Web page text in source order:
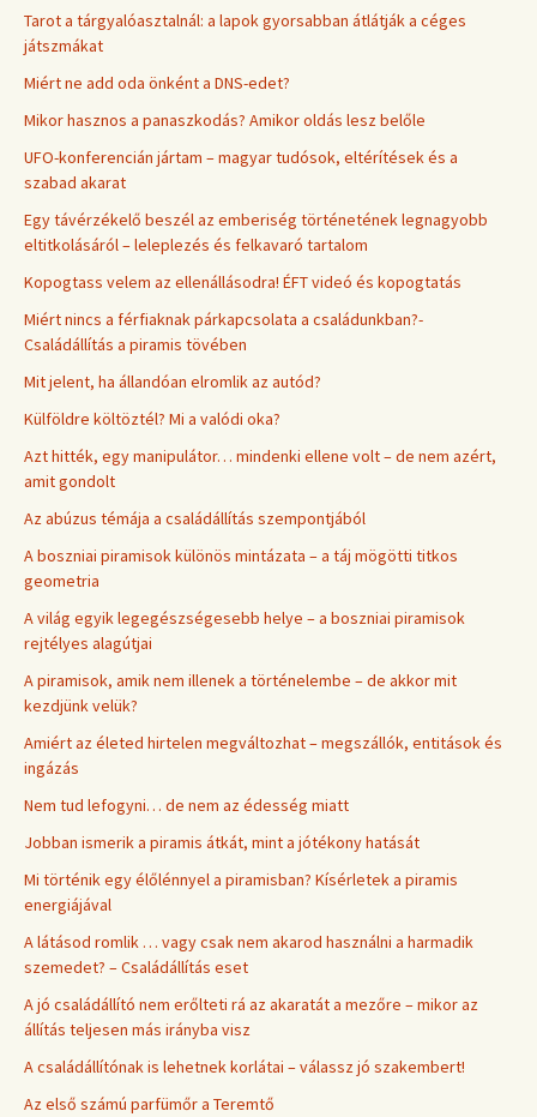
Tarot a tárgyalóasztalnál: a lapok gyorsabban átlátják a céges
játszmákat
Miért ne add oda önként a DNS-edet?
Mikor hasznos a panaszkodás? Amikor oldás lesz belőle
UFO-konferencián jártam – magyar tudósok, eltérítések és a
szabad akarat
Egy távérzékelő beszél az emberiség történetének legnagyobb
eltitkolásáról – leleplezés és felkavaró tartalom
Kopogtass velem az ellenállásodra! ÉFT videó és kopogtatás
Miért nincs a férfiaknak párkapcsolata a családunkban?-
Családállítás a piramis tövében
Mit jelent, ha állandóan elromlik az autód?
Külföldre költöztél? Mi a valódi oka?
Azt hitték, egy manipulátor… mindenki ellene volt – de nem azért,
amit gondolt
Az abúzus témája a családállítás szempontjából
A boszniai piramisok különös mintázata – a táj mögötti titkos
geometria
A világ egyik legegészségesebb helye – a boszniai piramisok
rejtélyes alagútjai
A piramisok, amik nem illenek a történelembe – de akkor mit
kezdjünk velük?
Amiért az életed hirtelen megváltozhat – megszállók, entitások és
ingázás
Nem tud lefogyni… de nem az édesség miatt
Jobban ismerik a piramis átkát, mint a jótékony hatását
Mi történik egy élőlénnyel a piramisban? Kísérletek a piramis
energiájával
A látásod romlik … vagy csak nem akarod használni a harmadik
szemedet? – Családállítás eset
A jó családállító nem erőlteti rá az akaratát a mezőre – mikor az
állítás teljesen más irányba visz
A családállítónak is lehetnek korlátai – válassz jó szakembert!
Az első számú parfümőr a Teremtő